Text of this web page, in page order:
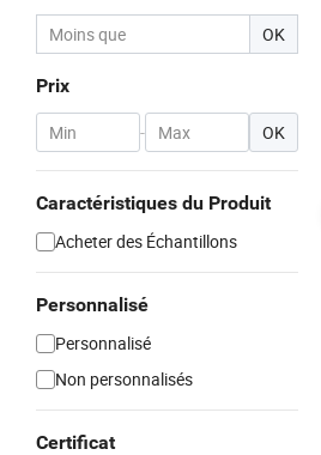
OK
Prix
- OK
Caractéristiques du Produit
Acheter des Échantillons
Personnalisé
Personnalisé
Non personnalisés
Certificat